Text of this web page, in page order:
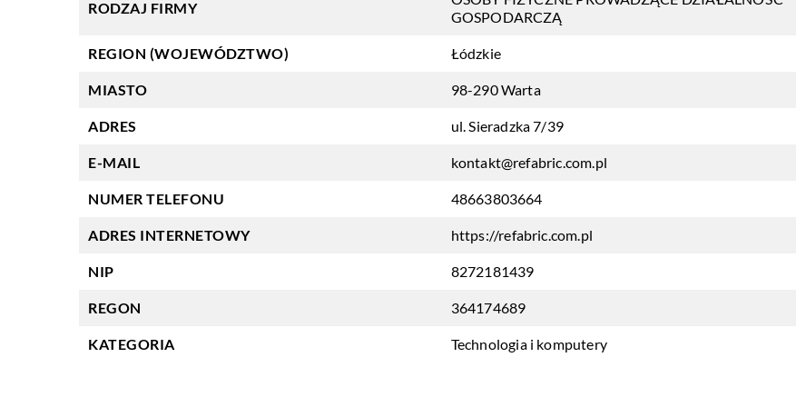
RODZAJ FIRMY
GOSPODARCZĄ
REGION (WOJEWÓDZTWO) Łódzkie
MIASTO 98-290 Warta
ADRES ul. Sieradzka 7/39
E-MAIL kontakt@refabric.com.pl
NUMER TELEFONU 48663803664
ADRES INTERNETOWY https://refabric.com.pl
NIP 8272181439
REGON 364174689
KATEGORIA Technologia i komputery